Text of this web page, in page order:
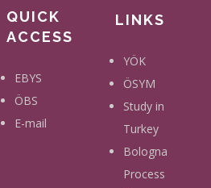
QUICK
ACCESS
EBYS
ÖBS
E-mail
LINKS
YÖK
ÖSYM
Study in
Turkey
Bologna
Process